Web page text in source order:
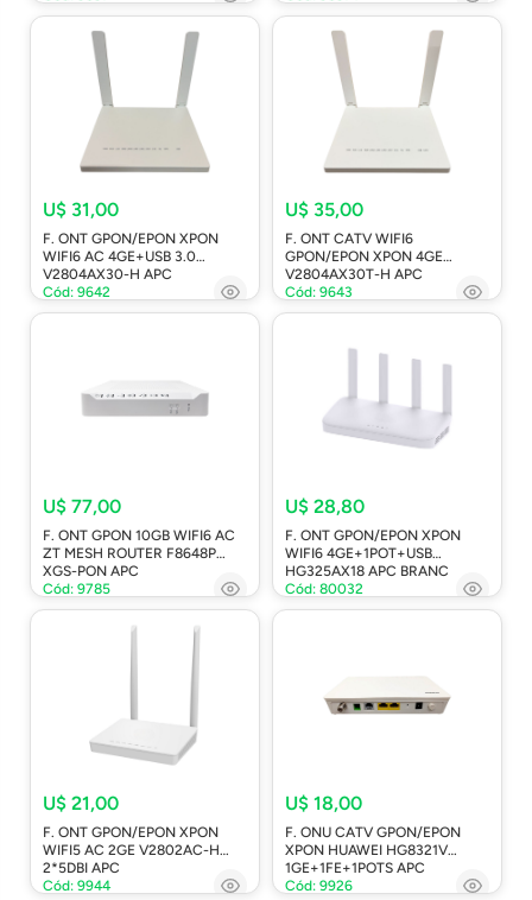
U$ 31,00
F. ONT GPON/EPON XPON
WIFI6 AC 4GE+USB 3.0
V2804AX30-H APC
Cód: 9642
U$ 35,00
F. ONT CATV WIFI6
GPON/EPON XPON 4GE
V2804AX30T-H APC
Cód: 9643
U$ 77,00
F. ONT GPON 10GB WIFI6 AC
ZT MESH ROUTER F8648P
XGS-PON APC
Cód: 9785
U$ 28,80
F. ONT GPON/EPON XPON
WIFI6 4GE+1POT+USB
HG325AX18 APC BRANC
Cód: 80032
U$ 21,00
F. ONT GPON/EPON XPON
WIFI5 AC 2GE V2802AC-H
2*5DBI APC
Cód: 9944
U$ 18,00
F. ONU CATV GPON/EPON
XPON HUAWEI HG8321V
1GE+1FE+1POTS APC
Cód: 9926